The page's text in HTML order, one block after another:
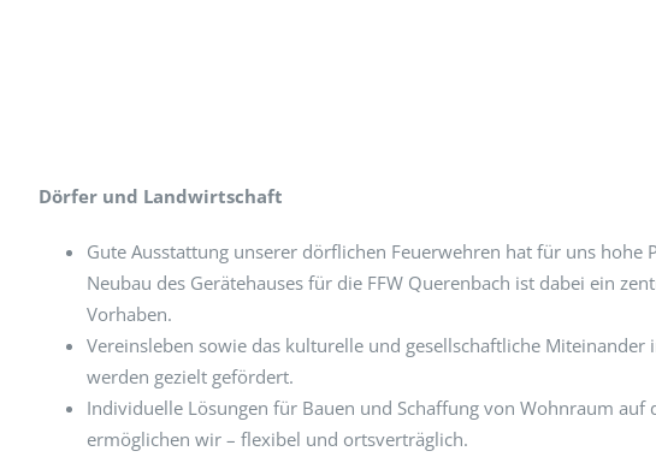
Dörfer und Landwirtschaft
Gute Ausstattung unserer dörflichen Feuerwehren hat für uns hohe
Neubau des Gerätehauses für die FFW Querenbach ist dabei ein
Vorhaben.
Vereinsleben sowie das kulturelle und gesellschaftliche Miteinander
werden gezielt gefördert.
Individuelle Lösungen für Bauen und Schaffung von Wohnraum auf
ermöglichen wir – flexibel und ortsverträglich.